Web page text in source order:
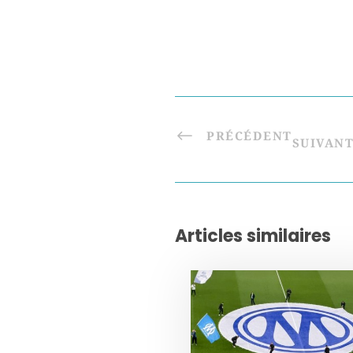
PRÉCÉDENTSUIVANT
Articles similaires